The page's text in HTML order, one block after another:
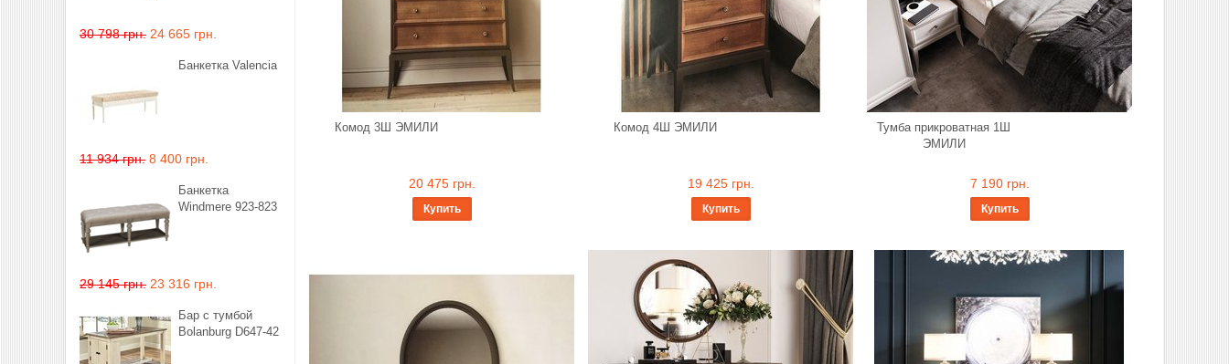
30 798 грн. 24 665 грн.
Банкетка Valencia
11 934 грн. 8 400 грн.
Банкетка
Windmere 923-823
29 145 грн. 23 316 грн.
Бар с тумбой
Bolanburg D647-42
Комод 3Ш ЭМИЛИ
20 475 грн.
Купить
Комод 4Ш ЭМИЛИ
19 425 грн.
Купить
Тумба прикроватная 1Ш
ЭМИЛИ
7 190 грн.
Купить